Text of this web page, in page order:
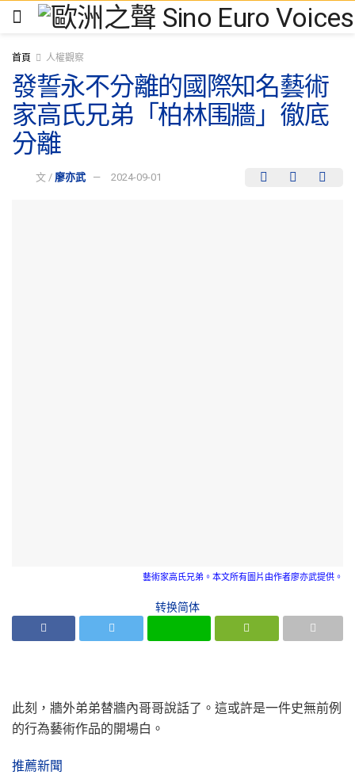
首頁 人權觀察
發誓永不分離的國際知名藝術
家高氏兄弟「柏林围牆」徹底
分離
文 / 廖亦武 2024-09-01
藝術家高氏兄弟。本文所有圖片由作者廖亦武提供。
转换简体
此刻，牆外弟弟替牆內哥哥說話了。這或許是一件史無前例
的行為藝術作品的開場白。
推薦新聞